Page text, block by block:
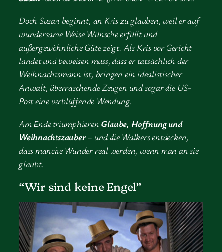
Doch Susan beginnt, an Kris zu glauben, weil er auf
wundersame Weise Wünsche erfüllt und
außergewöhnliche Güte zeigt. Als Kris vor Gericht
landet und beweisen muss, dass er tatsächlich der
Weihnachtsmann ist, bringen ein idealistischer
Anwalt, überraschende Zeugen und sogar die US-
Post eine verblüffende Wendung.
Am Ende triumphieren Glaube, Hoffnung und
Weihnachtszauber– und die Walkers entdecken,
dass manche Wunder real werden, wenn man an sie
glaubt.
“Wir sind keine Engel”